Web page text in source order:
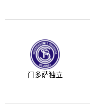
门多萨独立